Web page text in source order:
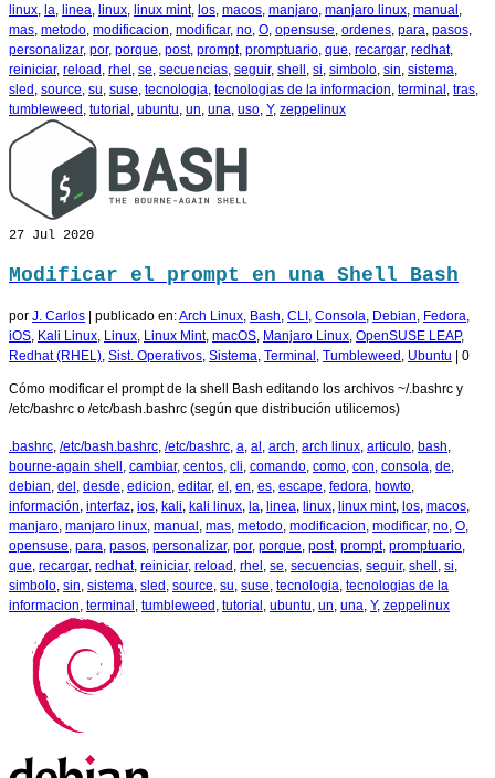
linux la linea linux linux mint, los macos manjaro manjaro linux manual
mas metodo modificacion modificar, no O opensuse ordenes para pasos
personalizar, por, porque post, prompt, promptuario que recargar, redhat,
reiniciar, reload rhel se secuencias seguir, shell si simbolo sin sistema
sled source su suse tecnologia tecnologias de la informacion terminal tras
tumbleweed tutorial ubuntu un una uso Y, zeppelinux
27 Jul 2020
Modificar el prompt en una Shell Bash
por J. Carlos | publicado en:Arch Linux Bash CLI Consola Debian Fedora
iOS Kali Linux Linux Linux Mint, macOS Manjaro Linux OpenSUSE LEAP,
Redhat (RHEL) Sist. Operativos Sistema Terminal Tumbleweed Ubuntu | 0
Cómo modificar el prompt de la shell Bash editando los archivos ~/.bashrc y
/etc/bashrc o /etc/bash.bashrc (según que distribución utilicemos)
.bashrc /etc/bash.bashrc /etc/bashrc a al arch arch linux articulo bash
bourne-again shell cambiar, centos cli comando como con consola de
debian del desde edicion editar, el en es escape fedora howto
información interfaz ios kali kali linux la linea linux linux mint, los macos
manjaro manjaro linux manual mas metodo modificacion modificar, no O
opensuse para pasos personalizar, por, porque post, prompt, promptuario
que recargar, redhat, reiniciar, reload rhel se secuencias seguir, shell si
simbolo sin sistema sled source su suse tecnologia tecnologias de la
informacion terminal tumbleweed tutorial ubuntu un una Y, zeppelinux